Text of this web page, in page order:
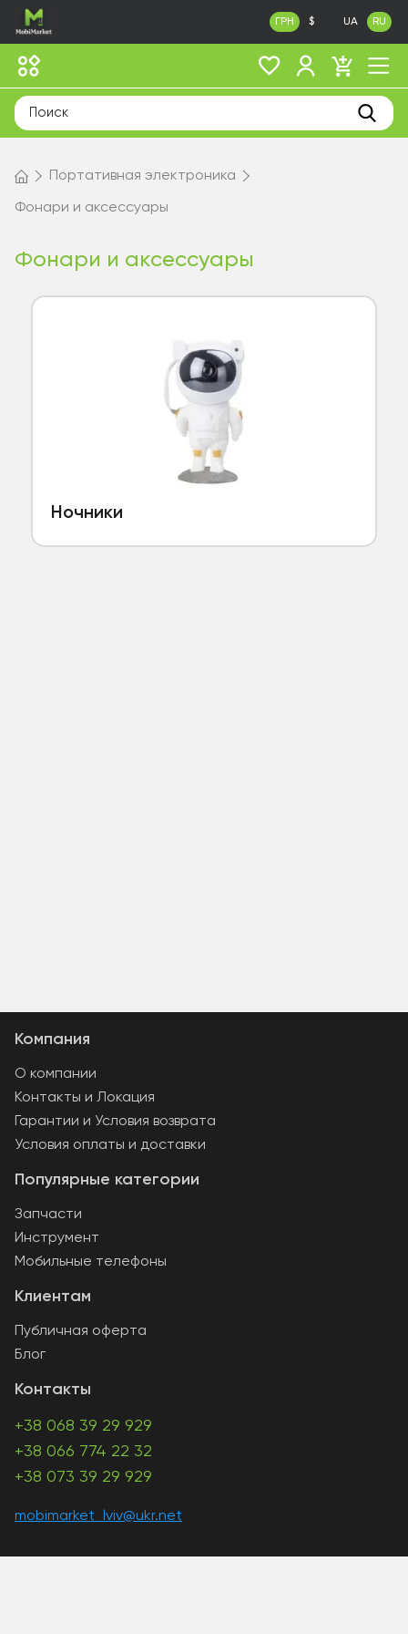
ГРН $ UA RU
Портативная электроника
Фонари и аксессуары
Фонари и аксессуары
Ночники
Контакты
+38 068 39 29 929
+38 066 774 22 32
+38 073 39 29 929
mobimarket_lviv@ukr.net
Клиентам
Публичная оферта
Блог
Популярные категории
Запчасти
Инструмент
Мобильные телефоны
Компания
О компании
Контакты и Локация
Гарантии и Условия возврата
Условия оплаты и доставки